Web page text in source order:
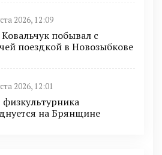
2026, 12:09
побывал с
поездкой в Новозыбкове
2026, 12:01
на Брянщине